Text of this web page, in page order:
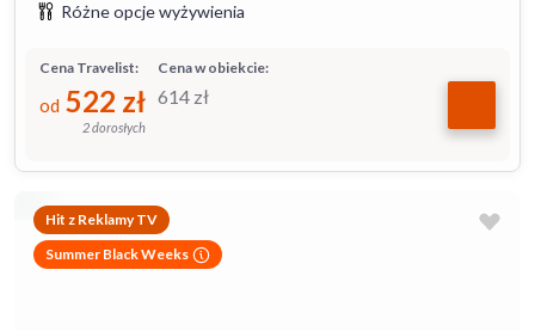
Różne opcje wyżywienia
Cena w obiekcie:
614 zł
Cena Travelist:
od 522 zł
2 dorosłych
Hit z Reklamy TV
Summer Black Weeks